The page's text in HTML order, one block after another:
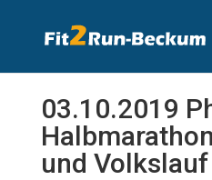
03.10.2019
und